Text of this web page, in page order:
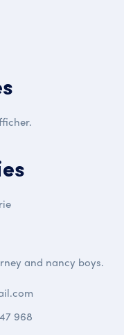
and nancy boys.
968